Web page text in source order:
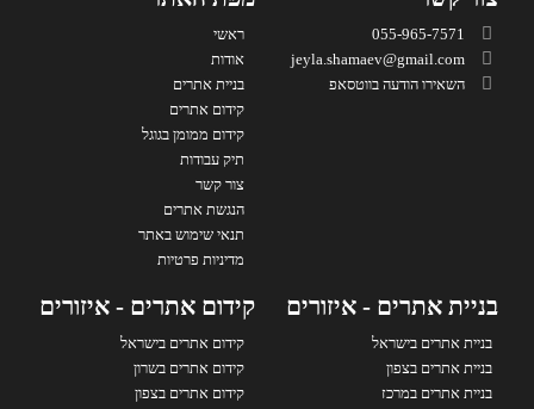
055-965-7571
jeyla.shamaev@gmail.com
השאירו הודעה בווטסאפ
ראשי
אודות
בניית אתרים
קידום אתרים
קידום ממומן בגוגל
תיק עבודות
צור קשר
הנגשת אתרים
תנאי שימוש באתר
מדיניות פרטיות
בניית אתרים - איזורים
בניית אתרים בישראל
בניית אתרים בצפון
בניית אתרים במרכז
קידום אתרים - איזורים
קידום אתרים בישראל
קידום אתרים בשרון
קידום אתרים בצפון